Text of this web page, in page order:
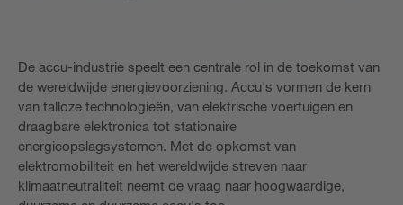
De accu-industrie speelt een centrale rol in de toekomst van
de wereldwijde energievoorziening. Accu's vormen de kern
van talloze technologieën, van elektrische voertuigen en
draagbare elektronica tot stationaire
energieopslagsystemen. Met de opkomst van
elektromobiliteit en het wereldwijde streven naar
klimaatneutraliteit neemt de vraag naar hoogwaardige,